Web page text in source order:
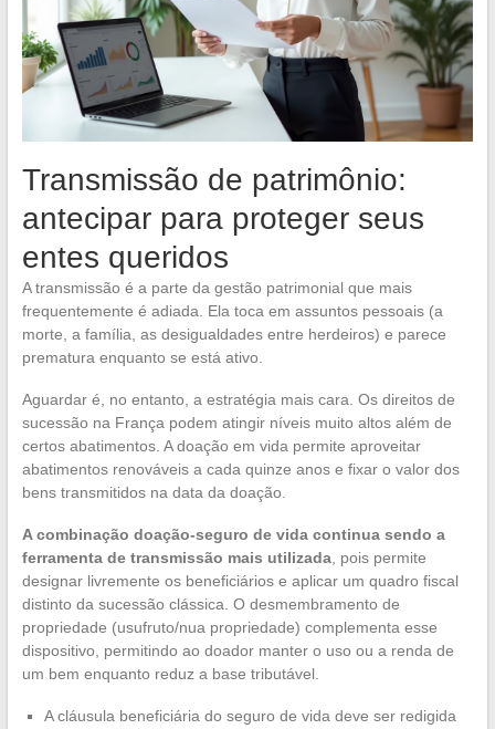
Transmissão de patrimônio:
antecipar para proteger seus
entes queridos
A transmissão é a parte da gestão patrimonial que mais
frequentemente é adiada. Ela toca em assuntos pessoais (a
morte, a família, as desigualdades entre herdeiros) e parece
prematura enquanto se está ativo.
Aguardar é, no entanto, a estratégia mais cara. Os direitos de
sucessão na França podem atingir níveis muito altos além de
certos abatimentos. A doação em vida permite aproveitar
abatimentos renováveis a cada quinze anos e fixar o valor dos
bens transmitidos na data da doação.
A combinação doação-seguro de vida continua sendo a
ferramenta de transmissão mais utilizada, pois permite
designar livremente os beneficiários e aplicar um quadro fiscal
distinto da sucessão clássica. O desmembramento de
propriedade (usufruto/nua propriedade) complementa esse
dispositivo, permitindo ao doador manter o uso ou a renda de
um bem enquanto reduz a base tributável.
A cláusula beneficiária do seguro de vida deve ser redigida